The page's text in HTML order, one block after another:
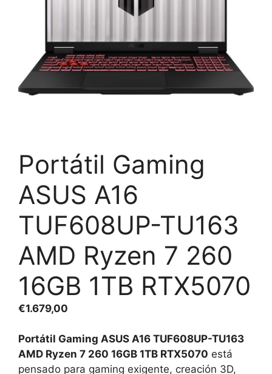
Portátil Gaming
ASUS A16
TUF608UP-TU163
AMD Ryzen 7 260
16GB 1TB RTX5070
€1.679,00
Portátil Gaming ASUS A16 TUF608UP-TU163
AMD Ryzen 7 260 16GB 1TB RTX5070 está
pensado para gaming exigente, creación 3D,